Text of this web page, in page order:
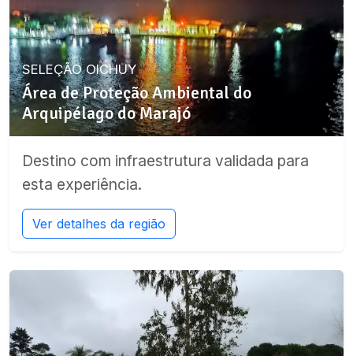
SELEÇÃO OICHUY
Área de Proteção Ambiental do
Arquipélago do Marajó
Destino com infraestrutura validada para
esta experiência.
Ver detalhes da região